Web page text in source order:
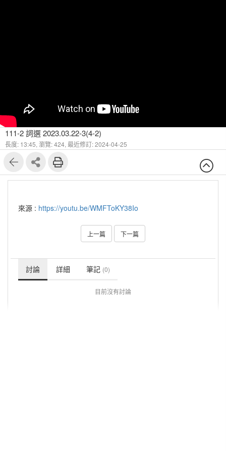
111-2 詞選 2023.03.22-3(4-2)
長度: 13:45, 瀏覽: 424, 最近修訂: 2024-04-25
來源 : https://youtu.be/WMFToKY38Io
上一篇 下一篇
討論 詳細 筆記 (0)
目前沒有討論